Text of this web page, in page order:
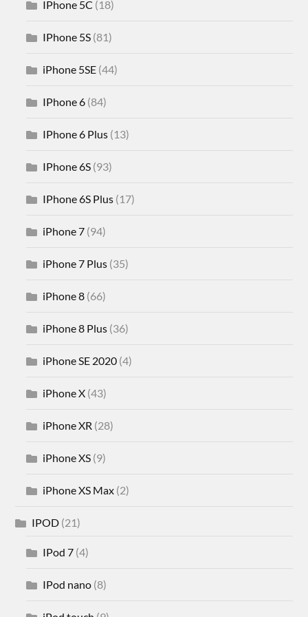
IPhone 5C (18)
IPhone 5S (81)
iPhone 5SE (44)
IPhone 6 (84)
IPhone 6 Plus (13)
IPhone 6S (93)
IPhone 6S Plus (17)
iPhone 7 (94)
iPhone 7 Plus (35)
iPhone 8 (66)
iPhone 8 Plus (36)
iPhone SE 2020 (4)
iPhone X (43)
iPhone XR (28)
iPhone XS (9)
iPhone XS Max (2)
IPOD (21)
IPod 7 (4)
IPod nano (8)